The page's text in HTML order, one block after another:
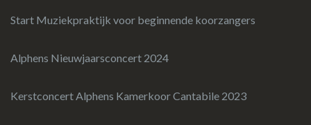
Start Muziekpraktijk voor beginnende koorzangers
Alphens Nieuwjaarsconcert 2024
Kerstconcert Alphens Kamerkoor Cantabile 2023